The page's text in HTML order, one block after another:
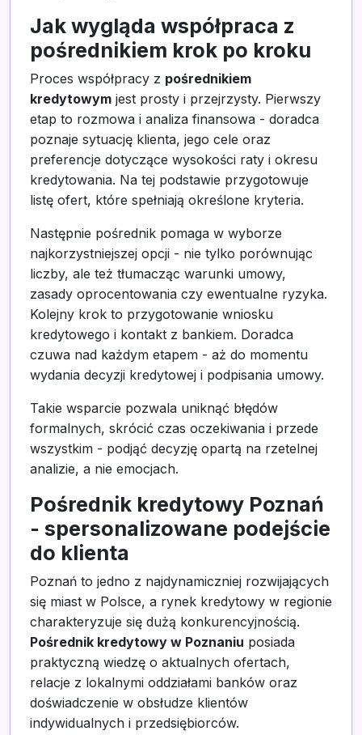
Jak wygląda współpraca z
pośrednikiem krok po kroku
Proces współpracy z pośrednikiem
kredytowym jest prosty i przejrzysty. Pierwszy
etap to rozmowa i analiza finansowa - doradca
poznaje sytuację klienta, jego cele oraz
preferencje dotyczące wysokości raty i okresu
kredytowania. Na tej podstawie przygotowuje
listę ofert, które spełniają określone kryteria.
Następnie pośrednik pomaga w wyborze
najkorzystniejszej opcji - nie tylko porównując
liczby, ale też tłumacząc warunki umowy,
zasady oprocentowania czy ewentualne ryzyka.
Kolejny krok to przygotowanie wniosku
kredytowego i kontakt z bankiem. Doradca
czuwa nad każdym etapem - aż do momentu
wydania decyzji kredytowej i podpisania umowy.
Takie wsparcie pozwala uniknąć błędów
formalnych, skrócić czas oczekiwania i przede
wszystkim - podjąć decyzję opartą na rzetelnej
analizie, a nie emocjach.
Pośrednik kredytowy Poznań
- spersonalizowane podejście
do klienta
Poznań to jedno z najdynamiczniej rozwijających
się miast w Polsce, a rynek kredytowy w regionie
charakteryzuje się dużą konkurencyjnością.
Pośrednik kredytowy w Poznaniu posiada
praktyczną wiedzę o aktualnych ofertach,
relacje z lokalnymi oddziałami banków oraz
doświadczenie w obsłudze klientów
indywidualnych i przedsiębiorców.